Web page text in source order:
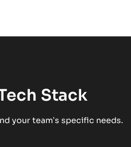
Stack
your team’s specific needs.